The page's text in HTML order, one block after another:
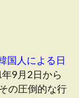
国人による日
9月2日から
の圧倒的な行